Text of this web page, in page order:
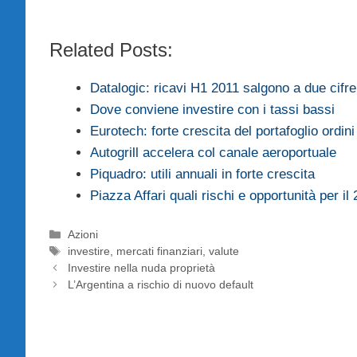
Related Posts:
Datalogic: ricavi H1 2011 salgono a due cifre
Dove conviene investire con i tassi bassi
Eurotech: forte crescita del portafoglio ordini
Autogrill accelera col canale aeroportuale
Piquadro: utili annuali in forte crescita
Piazza Affari quali rischi e opportunità per il
Categorie
Azioni
Tag
investire, mercati finanziari,valute
Investire nella nuda proprietà
L’Argentina a rischio di nuovo default